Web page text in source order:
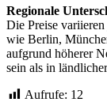
Regionale
Die Preise
wie Berlin,
aufgrund höherer
sein als in
Aufrufe: 12